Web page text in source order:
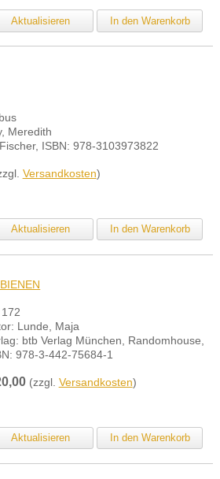
Meredith
ISBN: 978-3103973822
Versandkosten)
Lunde, Maja
btb Verlag München, Randomhouse,
978-3-442-75684-1
(zzgl. Versandkosten)